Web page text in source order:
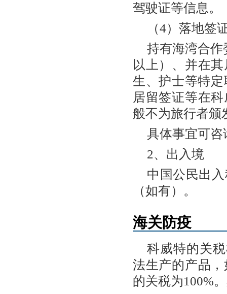
驾驶证等信息。
（4）落地签
持有海湾合作
以上）、并在
生、护士等特
居留签证等在
般不为旅行者颁
具体事宜可
2、出入境
中国公民出
（如有）。
海关防疫
科威特的关
法生产的产品
的关税为100%